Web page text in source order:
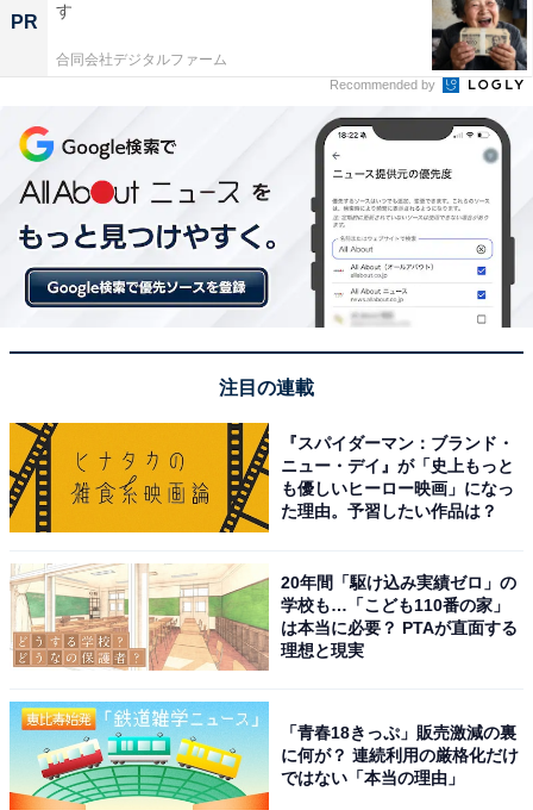
「原鶴温泉 ほどあいの宿 六峰舘」は「W美肌の
湯」を心ゆくまで堪能できる宿
原鶴温泉 ほどあいの宿 六峰舘（画像：「原鶴温泉 ほどあいの宿 六峰舘」公
式Webサイトより）
PR
す
合同会社デジタルファーム
Recommended by
注目の連載
『スパイダーマン：ブランド・
ニュー・デイ』が「史上もっと
も優しいヒーロー映画」になっ
た理由。予習したい作品は？
20年間「駆け込み実績ゼロ」の
学校も…「こども110番の家」
は本当に必要？ PTAが直面する
理想と現実
「青春18きっぷ」販売激減の裏
に何が？ 連続利用の厳格化だけ
ではない「本当の理由」